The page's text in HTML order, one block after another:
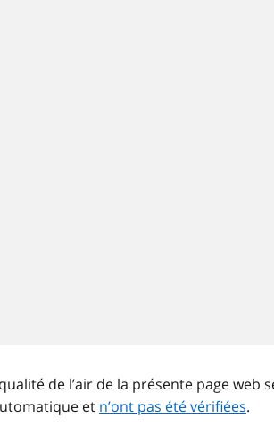
de l’air de la présente page web
et n’ont pas été vérifiées.